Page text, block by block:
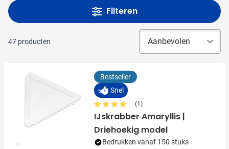
Filteren
47 producten
Bestseller
Snel
(1)
IJskrabber Amaryllis |
Driehoekig model
Bedrukken vanaf 150 stuks